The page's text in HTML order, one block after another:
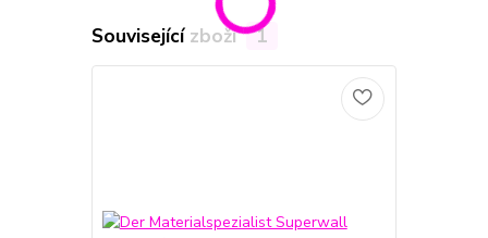
Související zboží 1